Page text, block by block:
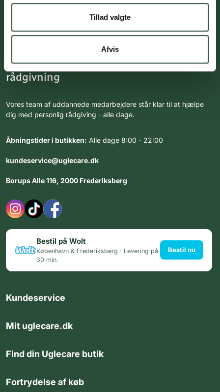
Tillad valgte
Afvis
nyhedsbrev
Kundeservice med professionel
rådgivning
Vores team af uddannede medarbejdere står klar til at hjælpe
dig med personlig rådgiving - alle dage.
Åbningstider i butikken: Alle dage 8:00 - 22:00
kundeservice@uglecare.dk
Borups Alle 116, 2000 Frederiksberg
Bestil på Wolt
København & Frederiksberg · Levering på
30 min.
Bestil nu
Kundeservice
Mit uglecare.dk
Find din Uglecare butik
Fortrydelse af køb